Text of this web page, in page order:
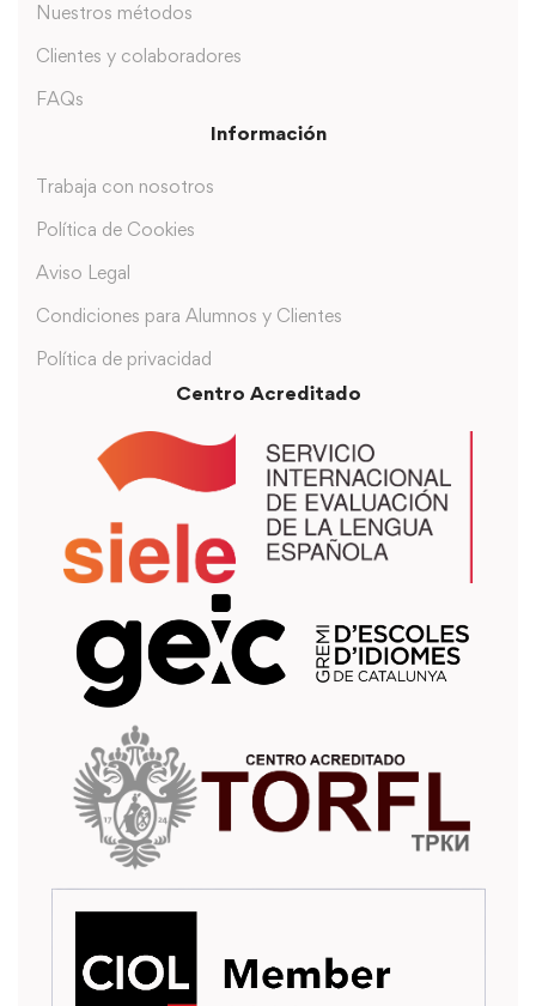
Nuestros métodos
Clientes y colaboradores
FAQs
Información
Trabaja con nosotros
Política de Cookies
Aviso Legal
Condiciones para Alumnos y Clientes
Política de privacidad
Centro Acreditado